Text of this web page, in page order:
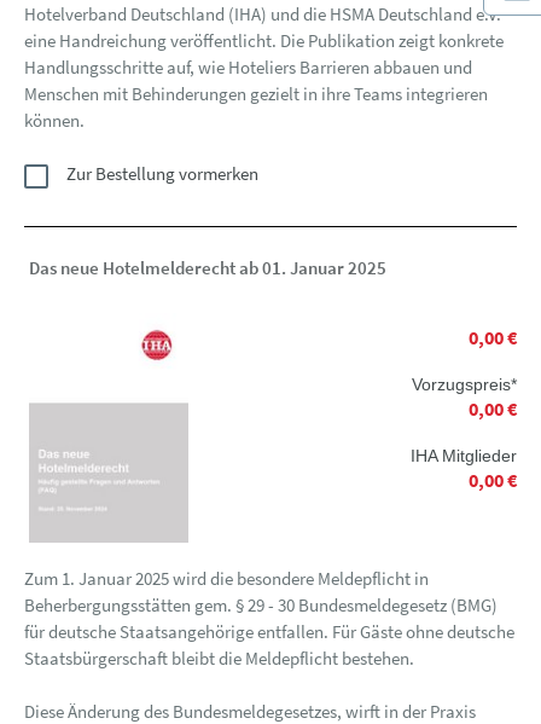
Hotelverband Deutschland (IHA) und die HSMA Deutschland e.V.
eine Handreichung veröffentlicht. Die Publikation zeigt konkrete
Handlungsschritte auf, wie Hoteliers Barrieren abbauen und
Menschen mit Behinderungen gezielt in ihre Teams integrieren
können.
Zur Bestellung vormerken
Das neue Hotelmelderecht ab 01. Januar 2025
0,00 €
Vorzugspreis*
0,00 €
IHA Mitglieder
0,00 €
Zum 1. Januar 2025 wird die besondere Meldepflicht in
Beherbergungsstätten gem. § 29 - 30 Bundesmeldegesetz (BMG)
für deutsche Staatsangehörige entfallen. Für Gäste ohne deutsche
Staatsbürgerschaft bleibt die Meldepflicht bestehen.
Diese Änderung des Bundesmeldegesetzes, wirft in der Praxis